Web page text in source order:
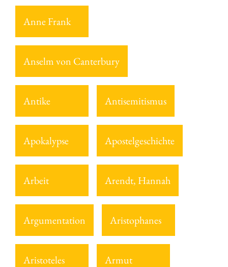
Anne Frank
Anselm von Canterbury
Antike Antisemitismus
Apokalypse Apostelgeschichte
Arbeit Arendt, Hannah
Argumentation Aristophanes
Aristoteles Armut